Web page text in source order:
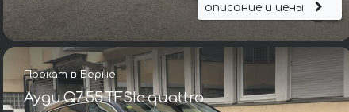
описание и цены
Прокат в Берне
Ауди Q7 55 TFSIe quattro